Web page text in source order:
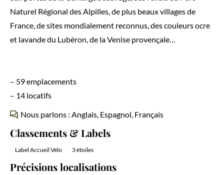
Naturel Régional des Alpilles, de plus beaux villages de
France, de sites mondialement reconnus, des couleurs ocre
et lavande du Lubéron, de la Venise provençale…
– 59 emplacements
– 14 locatifs
Nous parlons : Anglais, Espagnol, Français
Classements & Labels
Label Accueil Vélo 3 étoiles
Précisions localisations